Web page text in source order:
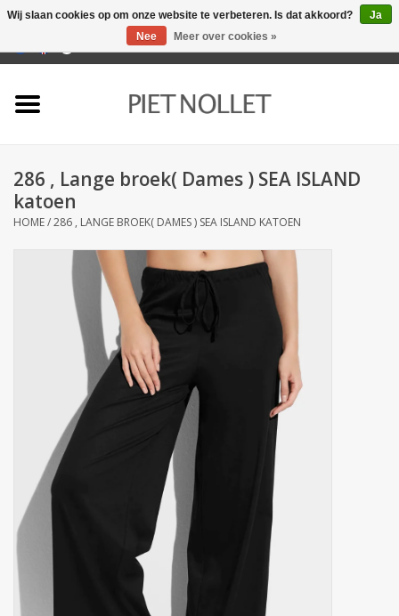
Badlinnen
Tafellinnen
Keukenlinnen
Zakdoeken
Pullover
Huis en nacht kledij ( HEREN
286 , Lange broek( Dames ) SEA ISLAND
katoen
HOME/286 , LANGE BROEK( DAMES ) SEA ISLAND KATOEN
Wij slaan cookies op om onze website te verbeteren. Is dat akkoord?
Ja
Nee
Meer over cookies »